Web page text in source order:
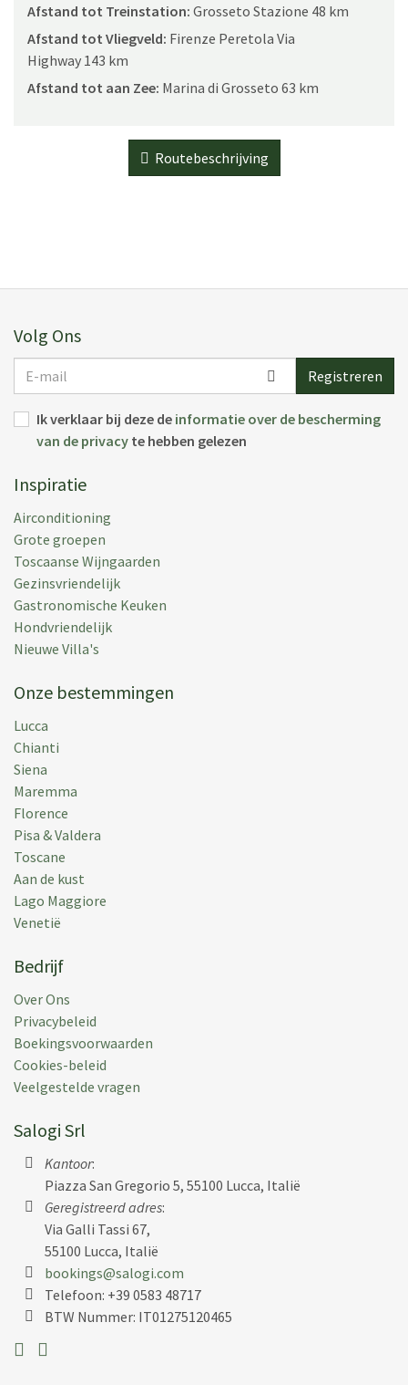
Afstand tot Treinstation: Grosseto Stazione 48 km
Afstand tot Vliegveld: Firenze Peretola Via
Highway 143 km
Afstand tot aan Zee: Marina di Grosseto 63 km
Routebeschrijving
Volg Ons
mail
Registreren
Ik verklaar bij deze de informatie over de bescherming
van de privacy te hebben gelezen
Inspiratie
Airconditioning
Grote groepen
Toscaanse Wijngaarden
Gezinsvriendelijk
Gastronomische Keuken
Hondvriendelijk
Nieuwe Villa's
Onze bestemmingen
Lucca
Chianti
Siena
Maremma
Florence
Pisa & Valdera
Toscane
Aan de kust
Lago Maggiore
Venetië
Bedrijf
Over Ons
Privacybeleid
Boekingsvoorwaarden
Cookies-beleid
Veelgestelde vragen
Salogi Srl
Kantoor:
Piazza San Gregorio 5, 55100 Lucca, Italië
Geregistreerd adres:
Via Galli Tassi 67,
55100 Lucca, Italië
bookings@salogi.com
Telefoon: +39 0583 48717
BTW Nummer: IT01275120465